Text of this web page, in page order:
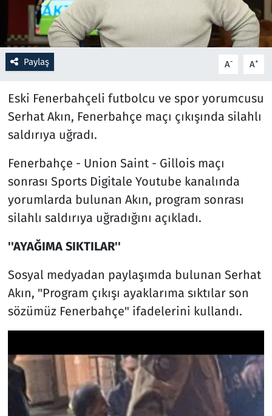
Paylaş A- A+
Eski Fenerbahçeli futbolcu ve spor yorumcusu
Serhat Akın, Fenerbahçe maçı çıkışında silahlı
saldırıya uğradı.
Fenerbahçe - Union Saint - Gillois maçı
sonrası Sports Digitale Youtube kanalında
yorumlarda bulunan Akın, program sonrası
silahlı saldırıya uğradığını açıkladı.
''AYAĞIMA SIKTILAR''
Sosyal medyadan paylaşımda bulunan Serhat
Akın, "Program çıkışı ayaklarıma sıktılar son
sözümüz Fenerbahçe" ifadelerini kullandı.
Rüya Tabirleri
Sağlık
Savunma Sanayi
Seçim 2023
Spor
Teknoloji ve Bilim
Televizyon